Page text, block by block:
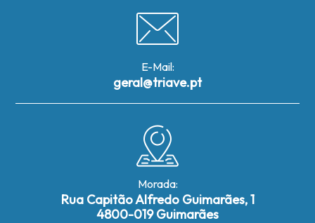
E-Mail:
geral@triave.pt
Morada:
Rua Capitão Alfredo Guimarães, 1
4800-019 Guimarães